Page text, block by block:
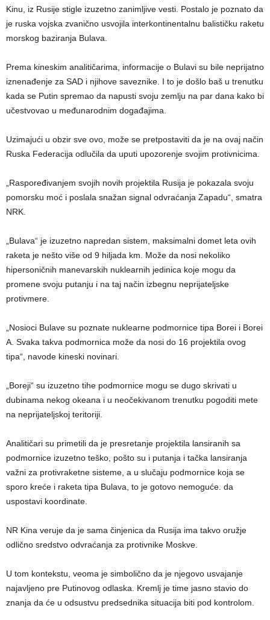
Kinu, iz Rusije stigle izuzetno zanimljive vesti. Postalo je poznato da
je ruska vojska zvanično usvojila interkontinentalnu balističku raketu
morskog baziranja Bulava.
Prema kineskim analitičarima, informacije o Bulavi su bile neprijatno
iznenađenje za SAD i njihove saveznike. I to je došlo baš u trenutku
kada se Putin spremao da napusti svoju zemlju na par dana kako bi
učestvovao u međunarodnim događajima.
Uzimajući u obzir sve ovo, može se pretpostaviti da je na ovaj način
Ruska Federacija odlučila da uputi upozorenje svojim protivnicima.
„Raspoređivanjem svojih novih projektila Rusija je pokazala svoju
pomorsku moć i poslala snažan signal odvraćanja Zapadu“, smatra
NRK.
„Bulava“ je izuzetno napredan sistem, maksimalni domet leta ovih
raketa je nešto više od 9 hiljada km. Može da nosi nekoliko
hipersoničnih manevarskih nuklearnih jedinica koje mogu da
promene svoju putanju i na taj način izbegnu neprijateljske
protivmere.
„Nosioci Bulave su poznate nuklearne podmornice tipa Borei i Borei
A. Svaka takva podmornica može da nosi do 16 projektila ovog
tipa“, navode kineski novinari.
„Boreji“ su izuzetno tihe podmornice mogu se dugo skrivati u
dubinama nekog okeana i u neočekivanom trenutku pogoditi mete
na neprijateljskoj teritoriji.
Analitičari su primetili da je presretanje projektila lansiranih sa
podmornice izuzetno teško, pošto su i putanja i tačka lansiranja
važni za protivraketne sisteme, a u slučaju podmornice koja se
sporo kreće i raketa tipa Bulava, to je gotovo nemoguće. da
uspostavi koordinate.
NR Kina veruje da je sama činjenica da Rusija ima takvo oružje
odlično sredstvo odvraćanja za protivnike Moskve.
U tom kontekstu, veoma je simbolično da je njegovo usvajanje
najavljeno pre Putinovog odlaska. Kremlj je time jasno stavio do
znanja da će u odsustvu predsednika situacija biti pod kontrolom.